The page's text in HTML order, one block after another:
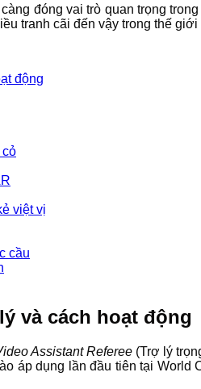
đóng vai trò quan trọng
tranh cãi đến vậy trong thế
động
cỏ
việt vị
cầu
và cách hoạt động
Assistant Referee (Trợ lý
áp dụng lần đầu tiên tại